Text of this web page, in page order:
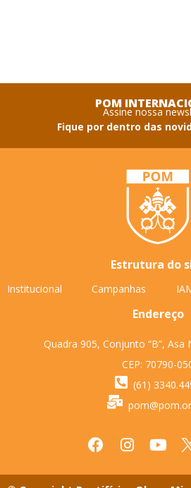
POM
Assine nossa
Fique por dentro das
Estrutura do
Institucional Campanhas
Endereço
Quadra 905, Conjunto “B”, Asa
CEP: 70790-
(61)